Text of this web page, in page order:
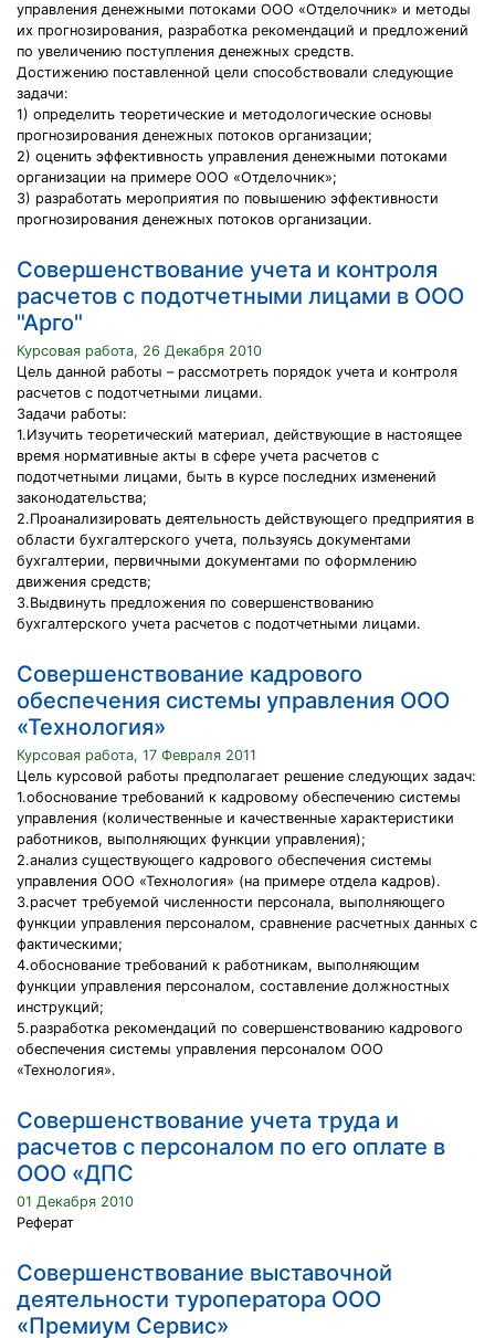
управления денежными потоками ООО «Отделочник» и методы
их прогнозирования, разработка рекомендаций и предложений
по увеличению поступления денежных средств.
Достижению поставленной цели способствовали следующие
задачи:
1) определить теоретические и методологические основы
прогнозирования денежных потоков организации;
2) оценить эффективность управления денежными потоками
организации на примере ООО «Отделочник»;
3) разработать мероприятия по повышению эффективности
прогнозирования денежных потоков организации.
Совершенствование учета и контроля
расчетов с подотчетными лицами в ООО
"Арго"
Курсовая работа, 26 Декабря 2010
Цель данной работы – рассмотреть порядок учета и контроля
расчетов с подотчетными лицами.
Задачи работы:
1.Изучить теоретический материал, действующие в настоящее
время нормативные акты в сфере учета расчетов с
подотчетными лицами, быть в курсе последних изменений
законодательства;
2.Проанализировать деятельность действующего предприятия в
области бухгалтерского учета, пользуясь документами
бухгалтерии, первичными документами по оформлению
движения средств;
3.Выдвинуть предложения по совершенствованию
бухгалтерского учета расчетов с подотчетными лицами.
Совершенствование кадрового
обеспечения системы управления ООО
«Технология»
Курсовая работа, 17 Февраля 2011
Цель курсовой работы предполагает решение следующих задач:
1.обоснование требований к кадровому обеспечению системы
управления (количественные и качественные характеристики
работников, выполняющих функции управления);
2.анализ существующего кадрового обеспечения системы
управления ООО «Технология» (на примере отдела кадров).
3.расчет требуемой численности персонала, выполняющего
функции управления персоналом, сравнение расчетных данных с
фактическими;
4.обоснование требований к работникам, выполняющим
функции управления персоналом, составление должностных
инструкций;
5.разработка рекомендаций по совершенствованию кадрового
обеспечения системы управления персоналом ООО
«Технология».
Совершенствование учета труда и
расчетов с персоналом по его оплате в
ООО «ДПС
01 Декабря 2010
Реферат
Совершенствование выставочной
деятельности туроператора ООО
«Премиум Сервис»